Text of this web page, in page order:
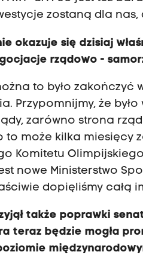
zostaną dla
okazuje się dzisiaj
rządowo -
to było
Przypomnijmy, że
zarówno strona
to może kilka miesięcy
Komitetu
nowe Ministerstwo
dopięliśmy całą
także poprawki
teraz będzie mogła